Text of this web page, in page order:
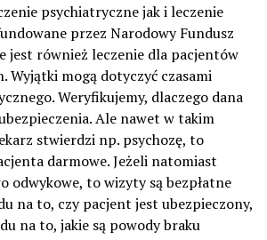
psychiatryczne jak i leczenie
przez Narodowy Fundusz
jest również leczenie dla pacjentów
Wyjątki mogą dotyczyć czasami
Weryfikujemy, dlaczego dana
Ale nawet w takim
stwierdzi np. psychozę, to
darmowe. Jeżeli natomiast
odwykowe, to wizyty są bezpłatne
na to, czy pacjent jest ubezpieczony,
na to, jakie są powody braku